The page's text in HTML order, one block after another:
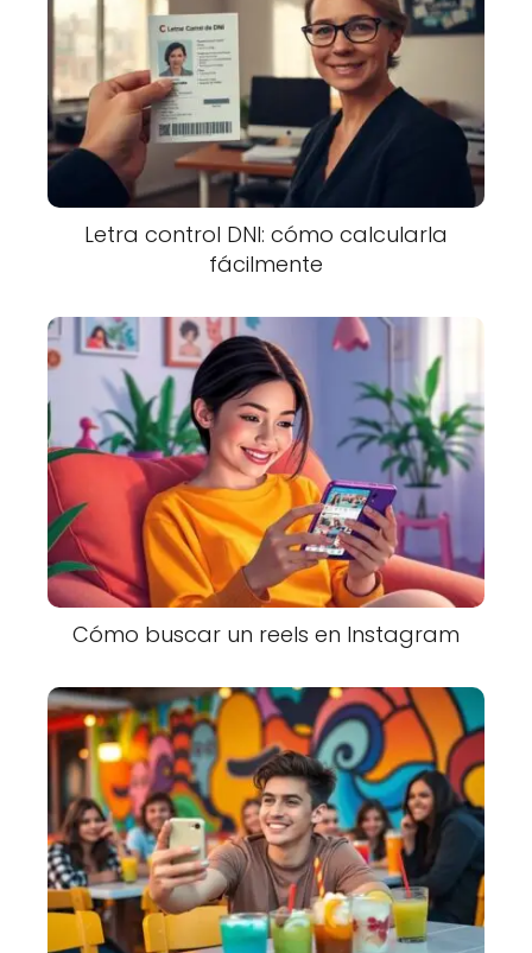
Letra control DNI: cómo calcularla
fácilmente
Cómo buscar un reels en Instagram